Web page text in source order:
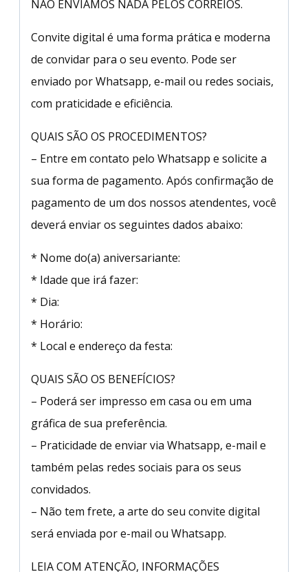
NÃO ENVIAMOS NADA PELOS CORREIOS.
Convite digital é uma forma prática e moderna
de convidar para o seu evento. Pode ser
enviado por Whatsapp, e-mail ou redes sociais,
com praticidade e eficiência.
QUAIS SÃO OS PROCEDIMENTOS?
– Entre em contato pelo Whatsapp e solicite a
sua forma de pagamento. Após confirmação de
pagamento de um dos nossos atendentes, você
deverá enviar os seguintes dados abaixo:
* Nome do(a) aniversariante:
* Idade que irá fazer:
* Dia:
* Horário:
* Local e endereço da festa:
QUAIS SÃO OS BENEFÍCIOS?
– Poderá ser impresso em casa ou em uma
gráfica de sua preferência.
– Praticidade de enviar via Whatsapp, e-mail e
também pelas redes sociais para os seus
convidados.
– Não tem frete, a arte do seu convite digital
será enviada por e-mail ou Whatsapp.
LEIA COM ATENÇÃO, INFORMAÇÕES